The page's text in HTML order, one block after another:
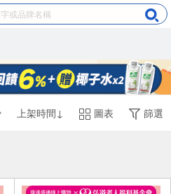
上架時間↓ 圖表 篩選